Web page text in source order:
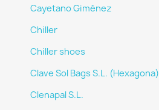
Cayetano Giménez
Chiller
Chiller shoes
Clave Sol Bags S.L. (Hexagona)
Clenapal S.L.